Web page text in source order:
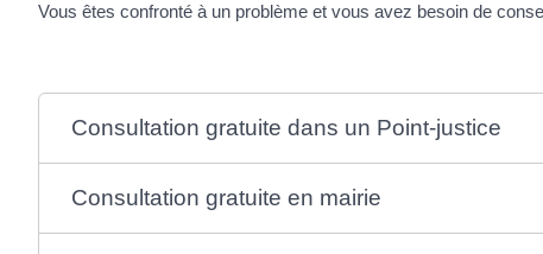
Vous êtes confronté à un problème et vous avez besoin de
Consultation gratuite dans un Point-justice
Consultation gratuite en mairie